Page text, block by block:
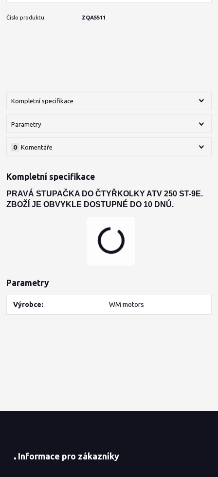
Číslo produktu: ZQA5511
Kompletní specifikace
Parametry
Komentáře
0
Kompletní specifikace
PRAVÁ STUPAČKA DO ČTYŘKOLKY ATV 250 ST-9E.
ZBOŽÍ JE OBVYKLE DOSTUPNÉ DO 10 DNŮ.
Parametry
Výrobce WM motors
Informace pro zákazníky